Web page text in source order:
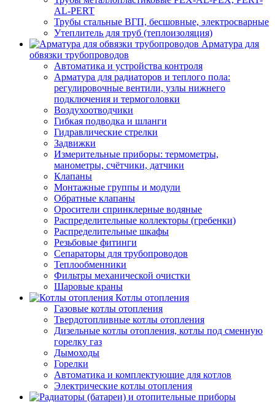
AL-PERT
Трубы стальные ВГП, бесшовные, электросварные
Утеплитель для труб (теплоизоляция)
Арматура для
обвязки трубопроводов
Автоматика и устройства контроля
Арматура для радиаторов и теплого пола:
регулировочные вентили, узлы нижнего
подключения и термоголовки
Воздухоотводчики
Гибкая подводка и шланги
Гидравлические стрелки
Задвижки
Измерительные приборы: термометры,
манометры, счётчики, датчики
Клапаны
Монтажные группы и модули
Обратные клапаны
Оросители спринклерные водяные
Распределительные коллекторы (гребенки)
Распределительные шкафы
Резьбовые фитинги
Сепараторы для трубопроводов
Теплообменники
Фильтры механической очистки
Шаровые краны
Котлы отопления
Газовые котлы отопления
Твердотопливные котлы отопления
Дизельные котлы отопления, котлы под сменную
горелку газ
Дымоходы
Горелки
Автоматика и комплектующие для котлов
Электрические котлы отопления